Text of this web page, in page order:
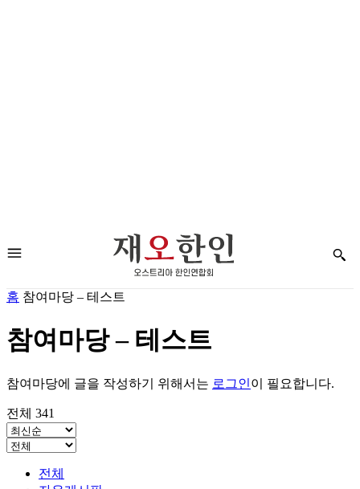
홈 참여마당 – 테스트
참여마당 – 테스트
참여마당에 글을 작성하기 위해서는 로그인이 필요합니다.
전체 341
전체